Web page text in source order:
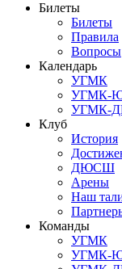
Билеты
Билеты
Правила
Вопросы
Календарь
УГМК
УГМК-
УГМК-
Клуб
История
ДЮСШ
Арены
Наш
Команды
УГМК
УГМК-